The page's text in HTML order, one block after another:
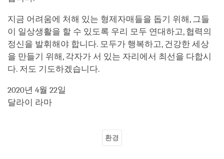
지금 어려움에 처해 있는 형제자매들을 돕기 위해, 그들
이 일상생활을 할 수 있도록 우리 모두 연대하고, 협력의
정신을 발휘해야 합니다. 모두가 행복하고, 건강한 세상
을 만들기 위해, 각자가 서 있는 자리에서 최선을 다합시
다. 저도 기도하겠습니다.
2020년 4월 22일
달라이 라마
환경